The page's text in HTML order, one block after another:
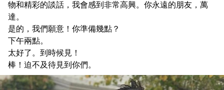
物和精彩的談話，我會感到非常高興。你永遠的朋友，萬
達。
是的，我們願意！你準備幾點？
下午兩點。
太好了。到時候見！
棒！迫不及待見到你們。